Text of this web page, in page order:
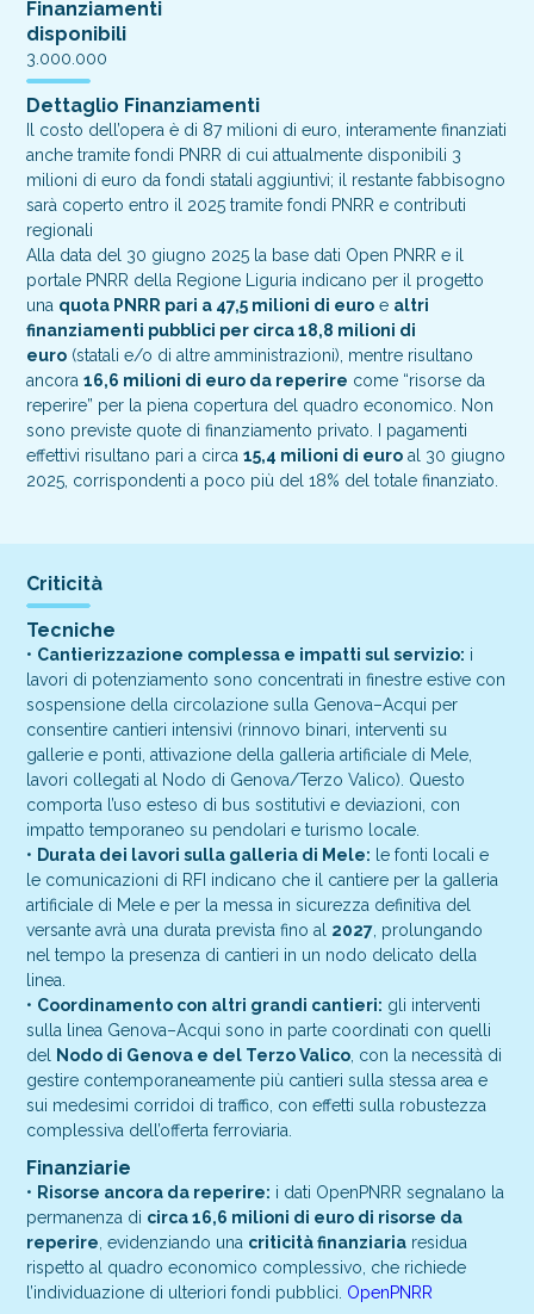
Finanziamenti
disponibili
3.000.000
Dettaglio Finanziamenti
Il costo dell’opera è di 87 milioni di euro, interamente finanziati
anche tramite fondi PNRR di cui attualmente disponibili 3
milioni di euro da fondi statali aggiuntivi; il restante fabbisogno
sarà coperto entro il 2025 tramite fondi PNRR e contributi
regionali
Alla data del 30 giugno 2025 la base dati Open PNRR e il
portale PNRR della Regione Liguria indicano per il progetto
una quota PNRR pari a 47,5 milioni di euro e altri
finanziamenti pubblici per circa 18,8 milioni di
euro (statali e/o di altre amministrazioni), mentre risultano
ancora16,6 milioni di euro da reperire come “risorse da
reperire” per la piena copertura del quadro economico. Non
sono previste quote di finanziamento privato. I pagamenti
effettivi risultano pari a circa15,4 milioni di euro al 30 giugno
2025, corrispondenti a poco più del 18% del totale finanziato.
Criticità
Tecniche
• Cantierizzazione complessa e impatti sul servizio: i
lavori di potenziamento sono concentrati in finestre estive con
sospensione della circolazione sulla Genova–Acqui per
consentire cantieri intensivi (rinnovo binari, interventi su
gallerie e ponti, attivazione della galleria artificiale di Mele,
lavori collegati al Nodo di Genova/Terzo Valico). Questo
comporta l’uso esteso di bus sostitutivi e deviazioni, con
impatto temporaneo su pendolari e turismo locale.
• Durata dei lavori sulla galleria di Mele: le fonti locali e
le comunicazioni di RFI indicano che il cantiere per la galleria
artificiale di Mele e per la messa in sicurezza definitiva del
versante avrà una durata prevista fino al 2027 , prolungando
nel tempo la presenza di cantieri in un nodo delicato della
linea.
• Coordinamento con altri grandi cantieri: gli interventi
sulla linea Genova–Acqui sono in parte coordinati con quelli
del
Nodo di Genova e del Terzo Valico , con la necessità di
gestire contemporaneamente più cantieri sulla stessa area e
sui medesimi corridoi di traffico, con effetti sulla robustezza
complessiva dell’offerta ferroviaria.
Finanziarie
• Risorse ancora da reperire: i dati OpenPNRR segnalano la
permanenza di circa 16,6 milioni di euro di risorse da
reperire , evidenziando una criticità finanziaria residua
rispetto al quadro economico complessivo, che richiede
l’individuazione di ulteriori fondi pubblici. OpenPNRR